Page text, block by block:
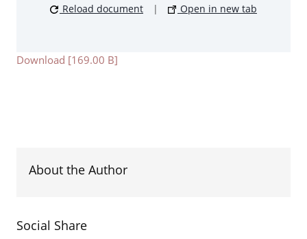
Reload document | Open in new tab
Download [169.00 B]
About the Author
Social Share